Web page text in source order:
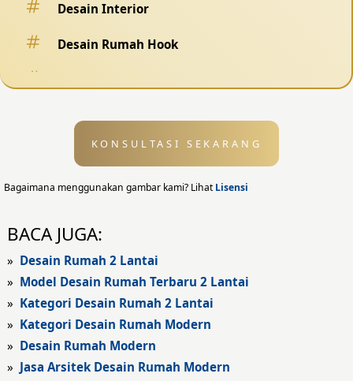
Desain Interior
Desain Rumah Hook
Desain Eksterior
Desain Eksterior Rumah
Desain Rumah Modern
Fasad Rumah Modern
Fasad Kantor
KONSULTASI SEKARANG
Bagaimana menggunakan gambar kami? LihatLisensi
BACA JUGA:
» Desain Rumah 2 Lantai
» Model Desain Rumah Terbaru 2 Lantai
» Kategori Desain Rumah 2 Lantai
» Kategori Desain Rumah Modern
» Desain Rumah Modern
» Jasa Arsitek Desain Rumah Modern